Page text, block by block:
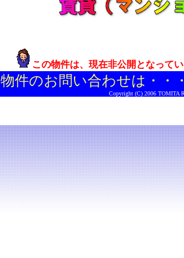
この物件は、現在非公開となって
物件のお問い合わせは・
Copyright (C) 2006 TOMITA